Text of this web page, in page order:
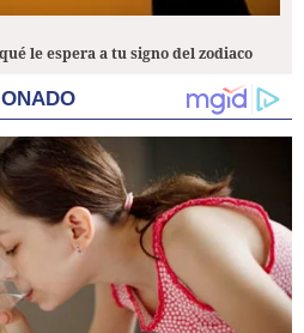
le espera a tu signo del zodiaco